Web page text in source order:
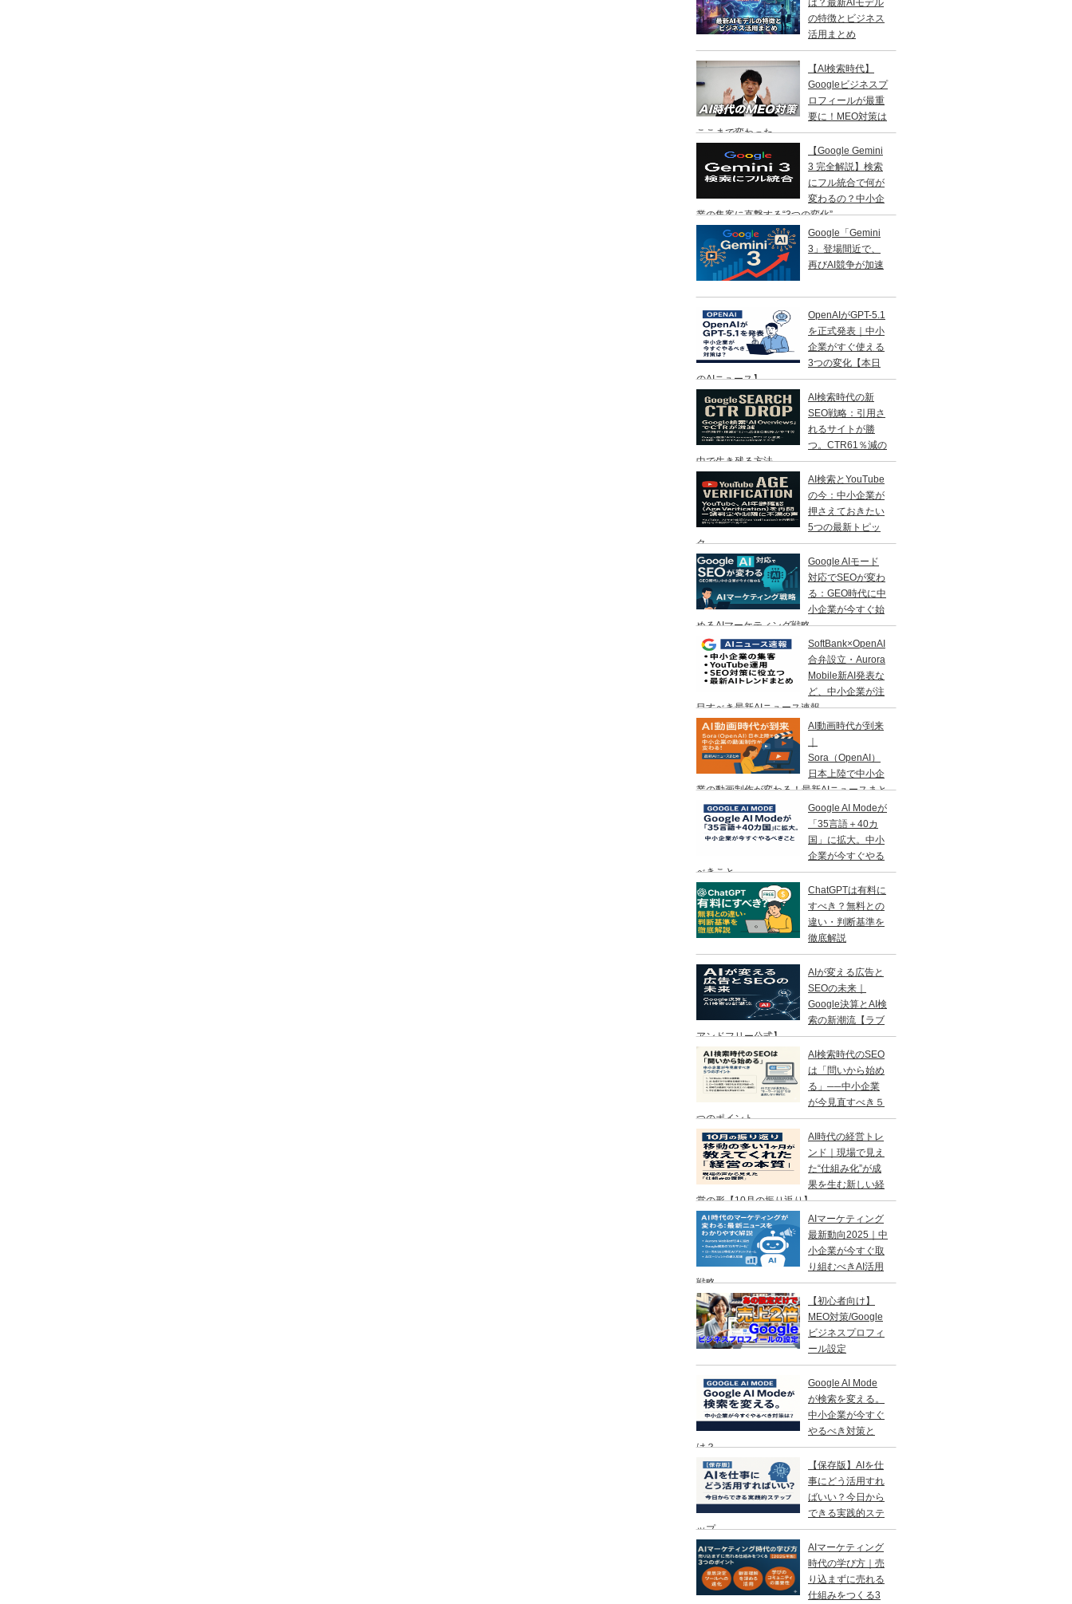
は？最新AIモデル
の特徴とビジネス
活用まとめ
【AI検索時代】
Googleビジネスプ
ロフィールが最重
要に！MEO対策は
ここまで変わった
【Google Gemini
3 完全解説】検索
にフル統合で何が
変わるの？中小企
業の集客に直撃する“3つの変化”
Google「Gemini
3」登場間近で、
再びAI競争が加速
OpenAIがGPT-5.1
を正式発表｜中小
企業がすぐ使える
3つの変化【本日
のAIニュース】
AI検索時代の新
SEO戦略：引用さ
れるサイトが勝
つ。CTR61％減の
中で生き残る方法
AI検索とYouTube
の今：中小企業が
押さえておきたい
5つの最新トピッ
ク
Google AIモード
対応でSEOが変わ
る：GEO時代に中
小企業が今すぐ始
めるAIマーケティング戦略
SoftBank×OpenAI
合弁設立・Aurora
Mobile新AI発表な
ど、中小企業が注
目すべき最新AIニュース速報
AI動画時代が到来
Sora（OpenAI）
日本上陸で中小企
業の動画制作が変わる！最新AIニュースまと
め
Google AI Modeが
「35言語＋40カ
国」に拡大。中小
企業が今すぐやる
べきこと
ChatGPTは有料に
すべき？無料との
違い・判断基準を
徹底解説
AIが変える広告と
SEOの未来｜
Google決算とAI検
索の新潮流【ラブ
アンドフリー公式】
AI検索時代のSEO
は「問いから始め
る」──中小企業
が今見直すべき５
つのポイント
AI時代の経営トレ
ンド｜現場で見え
た“仕組み化”が成
果を生む新しい経
営の形【10月の振り返り】
AIマーケティング
最新動向2025｜中
小企業が今すぐ取
り組むべきAI活用
戦略
【初心者向け】
MEO対策/Google
ビジネスプロフィ
ール設定
Google AI Mode
が検索を変える。
中小企業が今すぐ
やるべき対策と
は？
【保存版】AIを仕
事にどう活用すれ
ばいい？今日から
できる実践的ステ
ップ
AIマーケティング
時代の学び方｜売
り込まずに売れる
仕組みをつくる3